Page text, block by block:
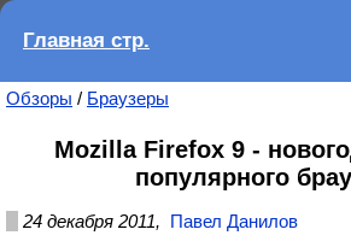
Главная стр.
Обзоры / Браузеры
Mozilla Firefox 9 -
популярного
24 декабря 2011, Павел Данилов